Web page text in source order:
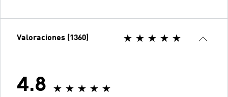
Valoraciones (1360)
4.8